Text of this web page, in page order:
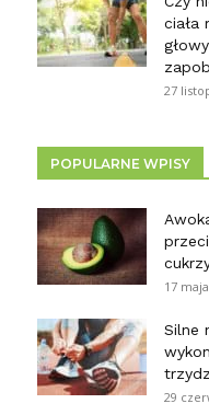
ciała
27
POPULARNE WPISY
17
Silne
29